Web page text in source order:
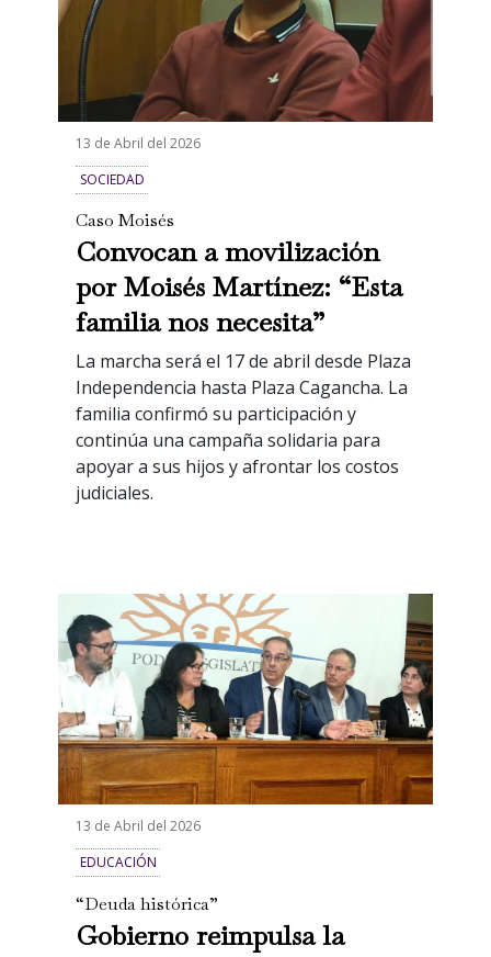
13 de Abril del 2026
SOCIEDAD
Caso Moisés
Convocan a movilización
por Moisés Martínez: “Esta
familia nos necesita”
La marcha será el 17 de abril desde Plaza
Independencia hasta Plaza Cagancha. La
familia confirmó su participación y
continúa una campaña solidaria para
apoyar a sus hijos y afrontar los costos
judiciales.
13 de Abril del 2026
EDUCACIÓN
“Deuda histórica”
Gobierno reimpulsa la